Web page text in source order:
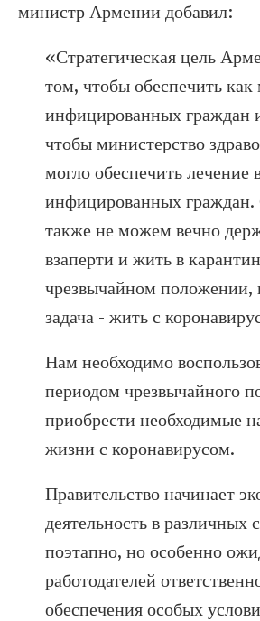
министр Армении добавил:
«Стратегическая цель
том, чтобы обеспечить
инфицированных граждан
чтобы министерство
могло обеспечить лечение
инфицированных
также не можем вечно
взаперти и жить в
чрезвычайном положении,
задача - жить с
Нам необходимо
периодом чрезвычайного
приобрести необходимые
жизни с коронавирусом.
Правительство начинает
деятельность в различных
поэтапно, но особенно
работодателей
обеспечения особых